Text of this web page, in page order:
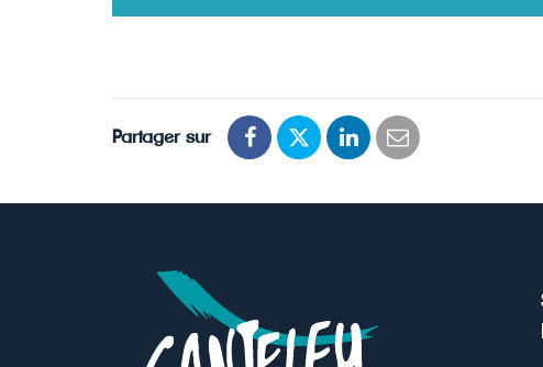
Partager sur
PartagerPartagerPartagerPartager